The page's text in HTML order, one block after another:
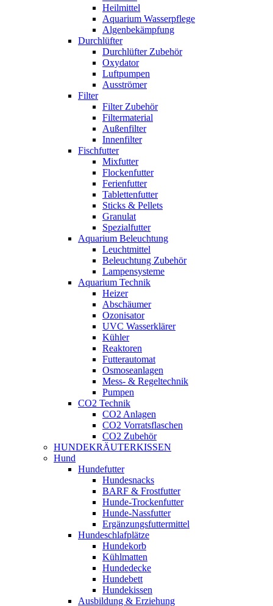
Heilmittel
Aquarium Wasserpflege
Algenbekämpfung
Durchlüfter
Durchlüfter Zubehör
Oxydator
Luftpumpen
Ausströmer
Filter
Filter Zubehör
Filtermaterial
Außenfilter
Innenfilter
Fischfutter
Mixfutter
Flockenfutter
Ferienfutter
Tablettenfutter
Sticks & Pellets
Granulat
Spezialfutter
Aquarium Beleuchtung
Leuchtmittel
Beleuchtung Zubehör
Lampensysteme
Aquarium Technik
Heizer
Abschäumer
Ozonisator
UVC Wasserklärer
Kühler
Reaktoren
Futterautomat
Osmoseanlagen
Mess- & Regeltechnik
Pumpen
CO2 Technik
CO2 Anlagen
CO2 Vorratsflaschen
CO2 Zubehör
HUNDEKRÄUTERKISSEN
Hund
Hundefutter
Hundesnacks
BARF & Frostfutter
Hunde-Trockenfutter
Hunde-Nassfutter
Ergänzungsfuttermittel
Hundeschlafplätze
Hundekorb
Kühlmatten
Hundedecke
Hundebett
Hundekissen
Ausbildung & Erziehung